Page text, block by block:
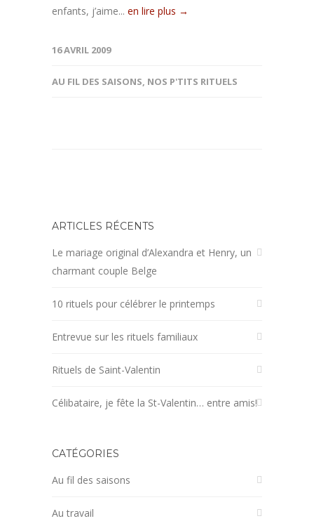
enfants, j’aime... en lire plus →
16 AVRIL 2009
AU FIL DES SAISONS, NOS P'TITS RITUELS
ARTICLES RÉCENTS
Le mariage original d’Alexandra et Henry, un
charmant couple Belge
10 rituels pour célébrer le printemps
Entrevue sur les rituels familiaux
Rituels de Saint-Valentin
Célibataire, je fête la St-Valentin… entre amis!
CATÉGORIES
Au fil des saisons
Au travail